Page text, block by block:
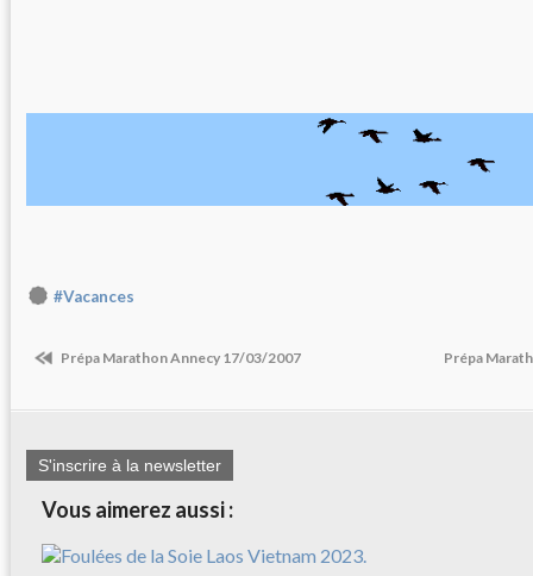
#Vacances
Prépa Marathon Annecy 17/03/2007 Prépa
S'inscrire à la newsletter
Vous aimerez aussi :